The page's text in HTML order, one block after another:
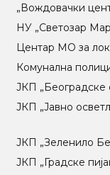
„Вождовачки
НУ „Светозар
Центар МO за
Комунална
ЈКП „Београдске
ЈКП „Јавно
ЈКП „Зеленило
ЈКП „Градске